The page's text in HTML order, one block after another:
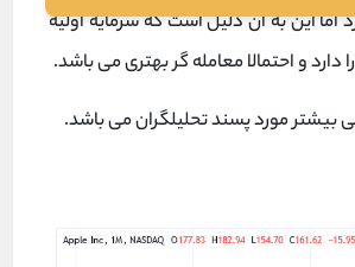
دارد اما این به آن دلیل است که سرمایه اولیه
و احتمالا معامله گر بهتری می باشد.
بیشتر مورد پسند تحلیلگران می باشد.